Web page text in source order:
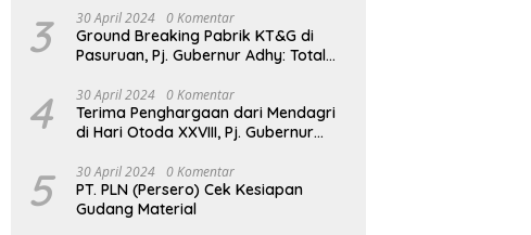
3 30 April 2024 0 Komentar
Ground Breaking Pabrik KT&G di
Pasuruan, Pj. Gubernur Adhy: Total
Serap Ribuan Tenaga Kerja
4 30 April 2024 0 Komentar
Terima Penghargaan dari Mendagri
di Hari Otoda XXVIII, Pj. Gubernur
Reformasi Birokrasi Jadi Kunci
Keberhasilan Jatim
5 30 April 2024 0 Komentar
PT. PLN (Persero) Cek Kesiapan
Gudang Material